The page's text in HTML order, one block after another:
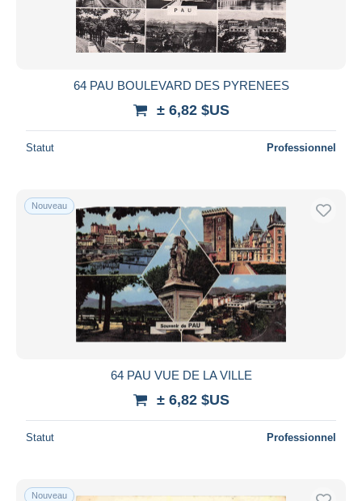
64 PAU BOULEVARD DES PYRENEES
± 6,82 $US
Statut Professionnel
Nouveau
64 PAU VUE DE LA VILLE
± 6,82 $US
Statut Professionnel
Nouveau